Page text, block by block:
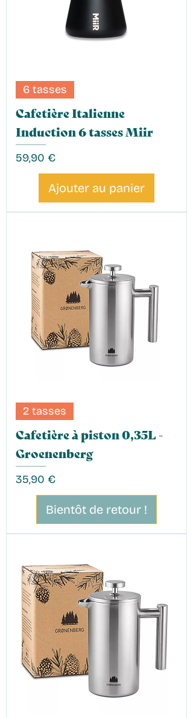
6 tasses
Cafetière Italienne
Induction 6 tasses Miir
Prix
59,90 €
Ajouter au panier
2 tasses
Cafetière à piston 0,35L -
Groenenberg
Prix
35,90 €
Bientôt de retour !